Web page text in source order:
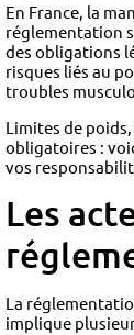
En France, la
réglementation
des obligations
risques liés au
troubles
Limites de
obligatoires :
vos
Les
La
implique